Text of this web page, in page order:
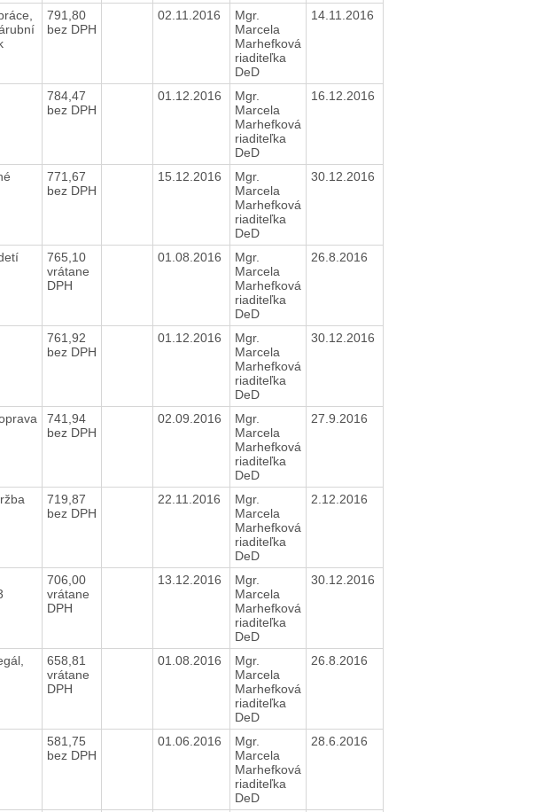
791,80
bez DPH
02.11.2016
Mgr.
Marcela
Marhefková
riaditeľka
DeD
14.11.2016
784,47
bez DPH
01.12.2016
Mgr.
Marcela
Marhefková
riaditeľka
DeD
16.12.2016
771,67
bez DPH
15.12.2016
Mgr.
Marcela
Marhefková
riaditeľka
DeD
30.12.2016
765,10
vrátane
DPH
01.08.2016
Mgr.
Marcela
Marhefková
riaditeľka
DeD
26.8.2016
761,92
bez DPH
01.12.2016
Mgr.
Marcela
Marhefková
riaditeľka
DeD
30.12.2016
741,94
bez DPH
02.09.2016
Mgr.
Marcela
Marhefková
riaditeľka
DeD
27.9.2016
719,87
bez DPH
22.11.2016
Mgr.
Marcela
Marhefková
riaditeľka
DeD
2.12.2016
706,00
vrátane
DPH
13.12.2016
Mgr.
Marcela
Marhefková
riaditeľka
DeD
30.12.2016
658,81
vrátane
DPH
01.08.2016
Mgr.
Marcela
Marhefková
riaditeľka
DeD
26.8.2016
581,75
bez DPH
01.06.2016
Mgr.
Marcela
Marhefková
riaditeľka
DeD
28.6.2016